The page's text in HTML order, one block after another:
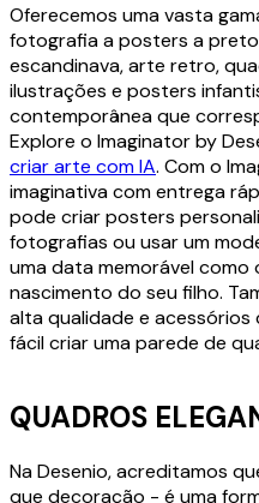
Oferecemos uma vasta
fotografia a posters a
escandinava, arte retro,
ilustrações e posters
contemporânea que
Explore o Imaginator by
criar arte com IA. Com o
imaginativa com entrega
pode criar posters
fotografias ou usar um
uma data memorável como
nascimento do seu filho.
alta qualidade e
fácil criar uma parede de
QUADROS
Na Desenio, acreditamos
que decoração - é uma